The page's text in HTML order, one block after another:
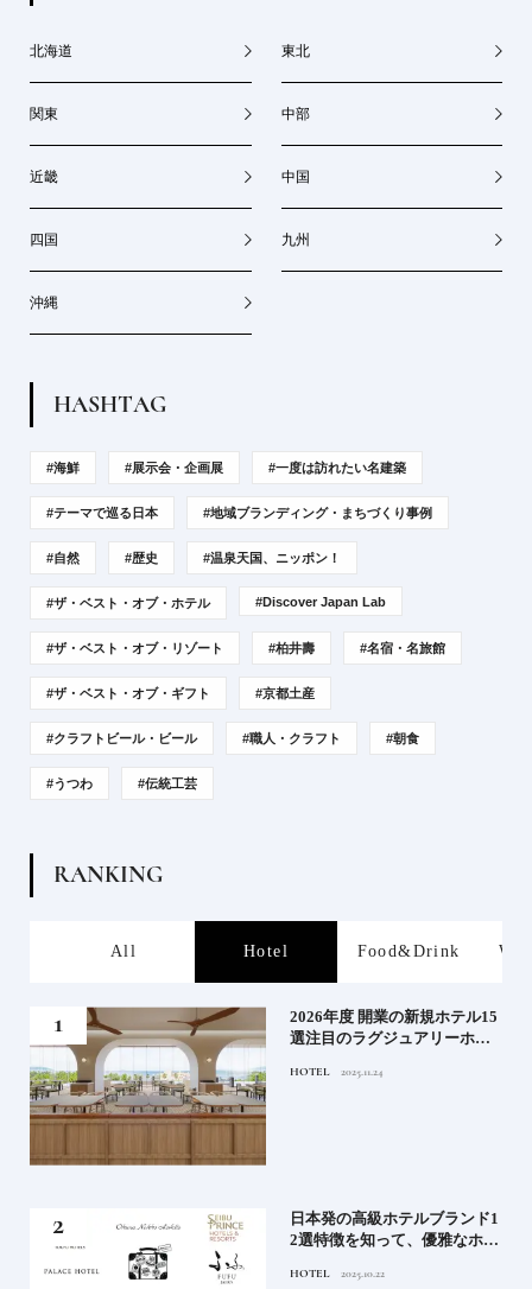
北海道 東北
関東 中部
近畿 中国
四国 九州
沖縄
HASHTAG
#海鮮 #展示会・企画展 #一度は訪れたい名建築
#テーマで巡る日本 #地域ブランディング・まちづくり事例
#自然 #歴史 #温泉天国、ニッポン！
#ザ・ベスト・オブ・ホテル #Discover Japan Lab
#ザ・ベスト・オブ・リゾート #柏井壽 #名宿・名旅館
#ザ・ベスト・オブ・ギフト #京都土産
#クラフトビール・ビール #職人・クラフト #朝食
#うつわ #伝統工芸
RANKING
All Hotel Food&Drink
2026年度 開業の新規ホテル15
選注目のラグジュアリーホテ
ィホテルまでご紹介【前編】
HOTEL 2025.11.24
日本発の高級ホテルブランド1
2選特徴を知って、優雅なホテ
ンド大解剖①
HOTEL 2025.10.22